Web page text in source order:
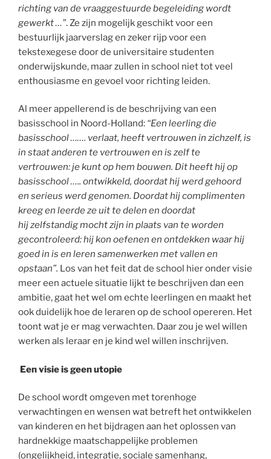
richting van de vraaggestuurde begeleiding wordt
gewerkt …”. Ze zijn mogelijk geschikt voor een
bestuurlijk jaarverslag en zeker rijp voor een
tekstexegese door de universitaire studenten
onderwijskunde, maar zullen in school niet tot veel
enthousiasme en gevoel voor richting leiden.
Al meer appellerend is de beschrijving van een
basisschool in Noord-Holland: “Een leerling die
basisschool ……. verlaat, heeft vertrouwen in zichzelf, is
in staat anderen te vertrouwen en is zelf te
vertrouwen: je kunt op hem bouwen. Dit heeft hij op
basisschool ….. ontwikkeld, doordat hij werd gehoord
en serieus werd genomen. Doordat hij complimenten
kreeg en leerde ze uit te delen en doordat
hij zelfstandig mocht zijn in plaats van te worden
gecontroleerd: hij kon oefenen en ontdekken waar hij
goed in is en leren samenwerken met vallen en
opstaan”. Los van het feit dat de school hier onder visie
meer een actuele situatie lijkt te beschrijven dan een
ambitie, gaat het wel om echte leerlingen en maakt het
ook duidelijk hoe de leraren op de school opereren. Het
toont wat je er mag verwachten. Daar zou je wel willen
werken als leraar en je kind wel willen inschrijven.
Een visie is geen utopie
De school wordt omgeven met torenhoge
verwachtingen en wensen wat betreft het ontwikkelen
van kinderen en het bijdragen aan het oplossen van
hardnekkige maatschappelijke problemen
(ongelijkheid, integratie, sociale samenhang,